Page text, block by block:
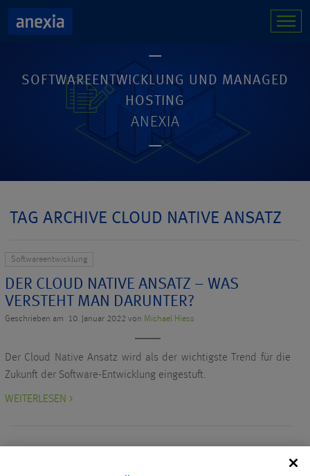
SOFTWAREENTWICKLUNG UND MANAGED
HOSTING
ANEXIA
TAG ARCHIVE CLOUD NATIVE ANSATZ
Softwareentwicklung
DER CLOUD NATIVE ANSATZ – WAS
VERSTEHT MAN DARUNTER?
Geschrieben am 10. Januar 2022 von Michael Hiess
Der Cloud Native Ansatz wird als der wichtigste Trend für die
Zukunft der Software-Entwicklung eingestuft.
WEITERLESEN >